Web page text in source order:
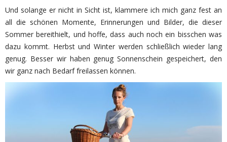
Und solange er nicht in Sicht ist, klammere ich mich ganz fest an
all die schönen Momente, Erinnerungen und Bilder, die dieser
Sommer bereithielt, und hoffe, dass auch noch ein bisschen was
dazu kommt. Herbst und Winter werden schließlich wieder lang
genug. Besser wir haben genug Sonnenschein gespeichert, den
wir ganz nach Bedarf freilassen können.